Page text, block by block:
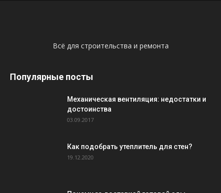
Всё для строительства и ремонта
Популярные посты
Механическая вентиляция: недостатки и
достоинства
03.09.2017
Как подобрать утеплитель для стен?
19.12.2020